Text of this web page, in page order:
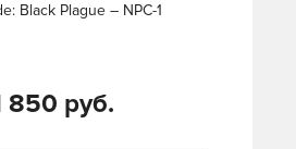
Black Plague – NPC-1
850 руб.